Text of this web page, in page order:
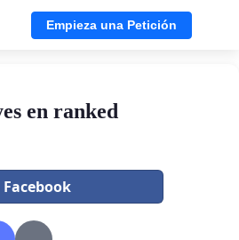
Empieza una Petición
en ranked